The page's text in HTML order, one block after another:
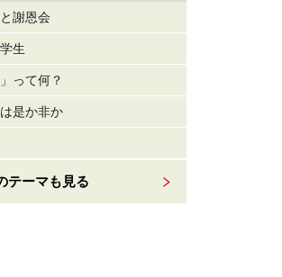
謝恩会
生
って何？
是か非か
テーマも見る